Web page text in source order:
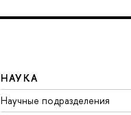
НАУКА
Научные подразделения